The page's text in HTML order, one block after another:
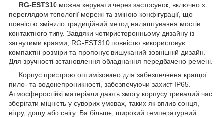
RG-EST310 можна керувати через застосунок, включно з
переглядом топології мережі та зміною конфігурації, що
повністю змінило традиційний метод налаштування мостів
контактного типу. Завдяки чотиристоронньому дизайну із
загнутими краями, RG-EST310 повністю використовує
компактні розміри та пропонує вишуканий зовнішній дизайн.
Для зручності встановлення обладнання передбачено ремені.
Корпус пристрою оптимізовано для забезпечення кращої
пило- та водонепроникності, забезпечуючи захист IP65.
Атмосферостійкі матеріали дають змогу корпусу тривалий час
зберігати міцність у суворих умовах, таких як вплив сонця,
вітру, дощу або снігу. Ба більше, широкий температурний